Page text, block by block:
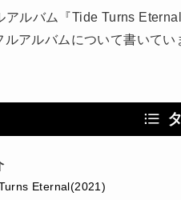
ルバム『Tide Turns
アルバムについて書いてい
Eternal(2021)